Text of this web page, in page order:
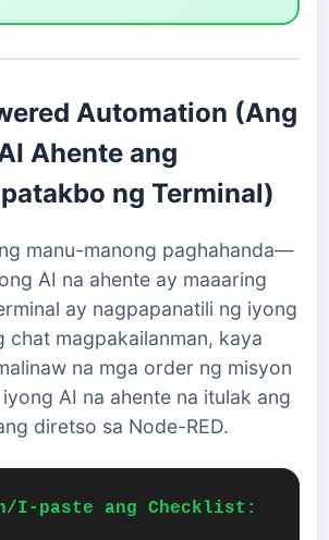
Automation (Ang
Ahente ang
ng Terminal)
manu-manong paghahanda—
AI na ahente ay maaaring
ay nagpapanatili ng iyong
chat magpakailanman, kaya
na mga order ng misyon
AI na ahente na itulak ang
diretso sa Node-RED.
I-paste ang Checklist: